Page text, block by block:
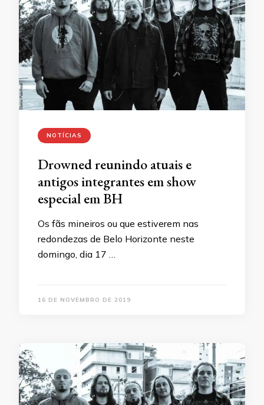
NOTÍCIAS
Drowned reunindo atuais e
antigos integrantes em show
especial em BH
Os fãs mineiros ou que estiverem nas
redondezas de Belo Horizonte neste
domingo, dia 17 …
16 DE NOVEMBRO DE 2019